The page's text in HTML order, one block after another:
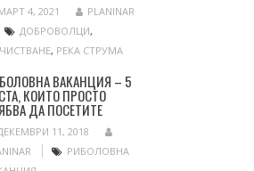
4, 2021
PLANINAR
ДОБРОВОЛЦИ,
, РЕКА СТРУМА
ВАКАНЦИЯ – 5
КОИТО ПРОСТО
ДА ПОСЕТИТЕ
11, 2018
РИБОЛОВНА